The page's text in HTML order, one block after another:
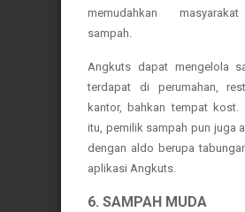
memudahkan
sampah.
Angkuts dapat mengelola
terdapat di perumahan,
kantor, bahkan tempat kost.
itu, pemilik sampah pun juga
dengan aldo berupa
aplikasi Angkuts.
6. SAMPAH MUDA